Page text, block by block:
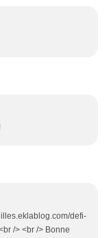
defi-
/> <br /> Bonne